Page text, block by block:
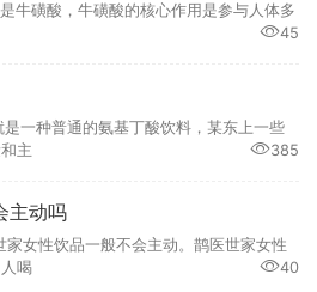
牛磺酸，牛磺酸的核心作用是参与人体多
45
一种普通的氨基丁酸饮料，某东上一些
主
385
主动吗
女性饮品一般不会主动。鹊医世家女性
喝
40